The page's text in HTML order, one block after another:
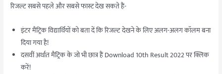
रिजल्ट सबसे पहले और सबसे फास्ट देख सकते हैं-
इंटर मैट्रिक विद्यार्थियों को बता दें कि रिजल्ट देखने के लिए अलग-अलग कॉलम बना
दिया गया है!
दसवीं अर्थात मैट्रिक के जो भी छात्र हैं Download 10th Result 2022 पर क्लिक
करें!